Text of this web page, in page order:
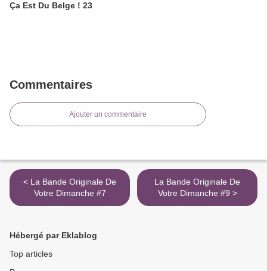
Ça Est Du Belge ! 23
Commentaires
Ajouter un commentaire
< La Bande Originale De
Votre Dimanche #7
La Bande Originale De
Votre Dimanche #9 >
Hébergé par Eklablog
Top articles